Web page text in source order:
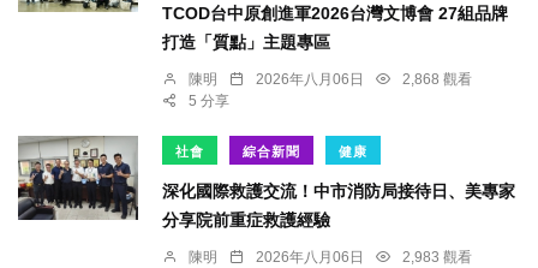
TCOD台中原創進軍2026台灣文博會 27組品牌
打造「質點」主題專區
陳明 2026年八月06日
2,868 觀看
5 分享
社會 綜合新聞 健康
深化國際救護交流！中市消防局接待日、美專家
分享院前重症救護經驗
陳明 2026年八月06日
2,983 觀看